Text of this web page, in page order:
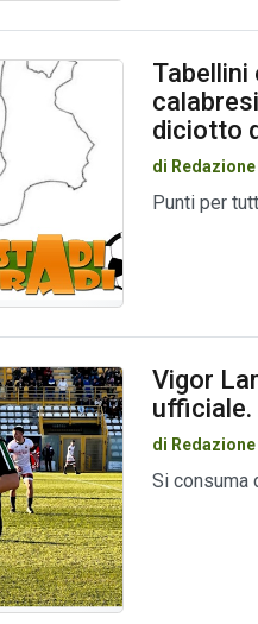
Tabellini
diciotto
di Redazione
Punti per
Vigor
ufficiale.
di Redazione
Si consuma